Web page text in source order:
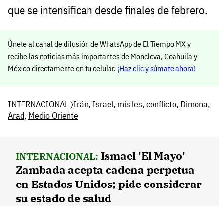
que se intensifican desde finales de febrero.
Únete al canal de difusión de WhatsApp de El Tiempo MX y
recibe las noticias más importantes de Monclova, Coahuila y
México directamente en tu celular. ¡Haz clic y súmate ahora!
INTERNACIONAL〉Irán, Israel, misiles,conflicto, Dimona,
Arad, Medio Oriente
INTERNACIONAL: Ismael 'El Mayo'
Zambada acepta cadena perpetua
en Estados Unidos; pide considerar
su estado de salud